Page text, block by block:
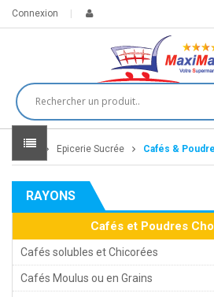
Connexion
Home Epicerie Sucrée Cafés &
RAYONS
Cafés et Poudres
Cafés solubles et Chicorées
Cafés Moulus ou en Grains